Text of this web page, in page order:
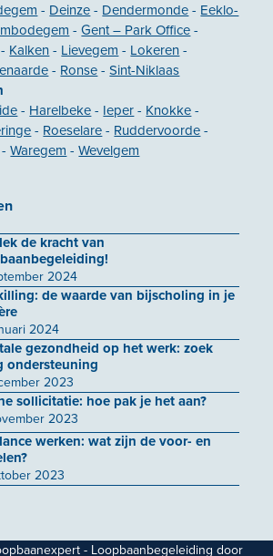
- Deinze - Dendermonde - Eeklo-
-Gent – Park Office -
- Kalken - Lievegem - Lokeren -
- Ronse -Sint-Niklaas
- Harelbeke - Ieper - Knokke -
- Roeselare - Ruddervoorde -
-Waregem -Wevelgem
de kracht van
2024
de waarde van bijscholing in je
2024
gezondheid op het werk: zoek
ondersteuning
2023
sollicitatie: hoe pak je het aan?
2023
werken: wat zijn de voor- en
2023
- Loopbaanbegeleiding door